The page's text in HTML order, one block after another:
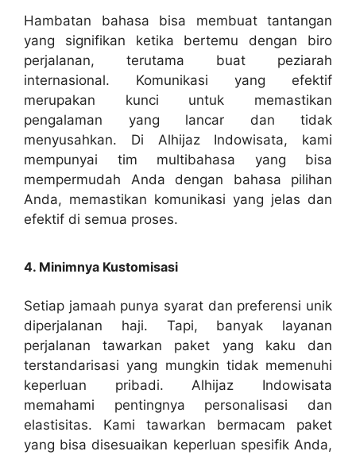
Hambatan bahasa bisa membuat tantangan
yang signifikan ketika bertemu dengan biro
perjalanan, terutama buat peziarah
internasional. Komunikasi yang efektif
merupakan kunci untuk memastikan
pengalaman yang lancar dan tidak
menyusahkan. Di Alhijaz Indowisata, kami
mempunyai tim multibahasa yang bisa
mempermudah Anda dengan bahasa pilihan
Anda, memastikan komunikasi yang jelas dan
efektif di semua proses.
4. Minimnya Kustomisasi
Setiap jamaah punya syarat dan preferensi unik
diperjalanan haji. Tapi, banyak layanan
perjalanan tawarkan paket yang kaku dan
terstandarisasi yang mungkin tidak memenuhi
keperluan pribadi. Alhijaz Indowisata
memahami pentingnya personalisasi dan
elastisitas. Kami tawarkan bermacam paket
yang bisa disesuaikan keperluan spesifik Anda,